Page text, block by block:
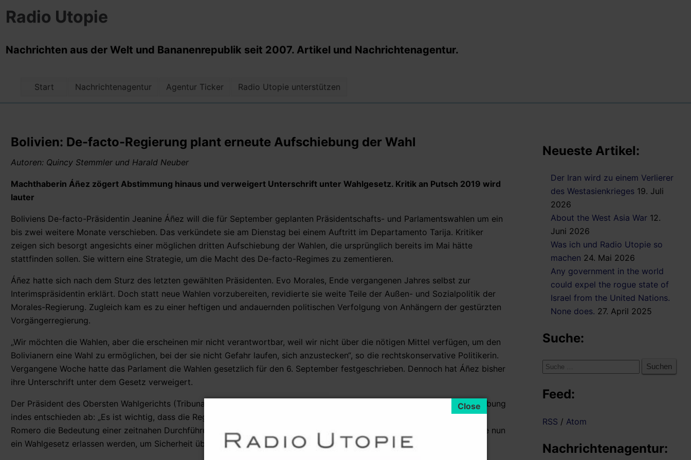
Radio Utopie
Nachrichten aus der Welt und Bananenrepublik seit 2007. Artikel und Nachrichtenagentur.
Start Nachrichtenagentur Agentur Ticker Radio Utopie unterstützen
Bolivien: De-facto-Regierung plant erneute Aufschiebung der Wahl
Autoren: Quincy Stemmler und Harald Neuber
Machthaberin Áñez zögert Abstimmung hinaus und verweigert Unterschrift unter Wahlgesetz. Kritik an Putsch 2019 wird
lauter
Boliviens De-facto-Präsidentin Jeanine Áñez will die für September geplanten Präsidentschafts- und Parlamentswahlen um ein
bis zwei weitere Monate verschieben. Das verkündete sie am Dienstag bei einem Auftritt im Departamento Tarija. Kritiker
zeigen sich besorgt angesichts einer möglichen dritten Aufschiebung der Wahlen, die ursprünglich bereits im Mai hätte
stattfinden sollen. Sie wittern eine Strategie, um die Macht des De-facto-Regimes zu zementieren.
Áñez hatte sich nach dem Sturz des letzten gewählten Präsidenten. Evo Morales, Ende vergangenen Jahres selbst zur
Interimspräsidentin erklärt. Doch statt neue Wahlen vorzubereiten, revidierte sie weite Teile der Außen- und Sozialpolitik der
Morales-Regierung. Zugleich kam es zu einer heftigen und andauernden politischen Verfolgung von Anhängern der gestürzten
Vorgängerregierung.
„Wir möchten die Wahlen, aber die erscheinen mir nicht verantwortbar, weil wir nicht über die nötigen Mittel verfügen, um den
Bolivianern eine Wahl zu ermöglichen, bei der sie nicht Gefahr laufen, sich anzustecken“, so die rechtskonservative Politikerin.
Vergangene Woche hatte das Parlament die Wahlen gesetzlich für den 6. September festgeschrieben. Dennoch hat Áñez bisher
ihre Unterschrift unter dem Gesetz verweigert.
Der Präsident des Obersten Wahlgerichts (Tribunal Supremo Electoral, TSE), Salvador Romero, lehnt eine erneute Verschiebung
indes entschieden ab: „Es ist wichtig, dass die Regierung das Wahlgesetz endlich verabschiedet“, sagte er. Auch betonte
Romero die Bedeutung einer zeitnahen Durchführung von Wahlen für eine demokratische Zukunft Boliviens. Deshalb müsse nun
ein Wahlgesetz erlassen werden, um Sicherheit über den Wahltermin zu schaffen.
Neueste Artikel:
Der Iran wird zu einem Verlierer
des Westasienkrieges 19. Juli
2026
About the West Asia War 12.
Juni 2026
Was ich und Radio Utopie so
machen 24. Mai 2026
Any government in the world
could expel the rogue state of
Israel from the United Nations.
None does. 27. April 2025
Suche:
Suche
Feed:
RSS / Atom
Nachrichtenagentur: